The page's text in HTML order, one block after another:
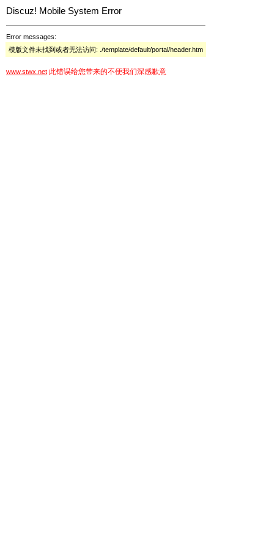
Discuz! Mobile System Error
Error messages:
模版文件未找到或者无法访问: ./template/default/portal/header.htm
www.stwx.net 此错误给您带来的不便我们深感歉意